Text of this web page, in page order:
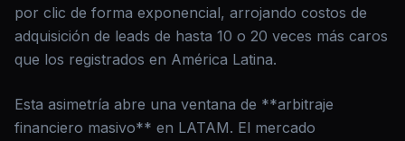
por clic de forma exponencial, arrojando costos de
adquisición de leads de hasta 10 o 20 veces más caros
que los registrados en América Latina.
Esta asimetría abre una ventana de **arbitraje
financiero masivo** en LATAM. El mercado